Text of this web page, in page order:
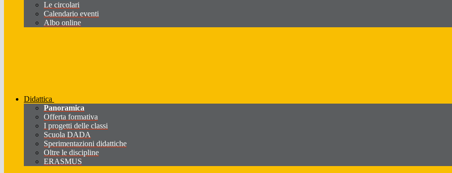
Le circolari
Calendario eventi
Albo online
Didattica
Panoramica
Offerta formativa
I progetti delle classi
Scuola DADA
Sperimentazioni didattiche
Oltre le discipline
ERASMUS